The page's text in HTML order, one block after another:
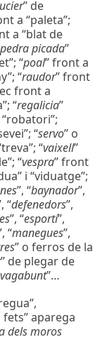
” de
a “paleta”;
a “blat de
pedra picada”
“poal” front a
“raudor” front
front a
“regalicia”
“servo” o
“vaixell”
“vespra” front
i “viduatge”;
”, “baynador”,
“defenedors”,
”, “esportí”,
“manegues”,
” o ferros de la
” de plegar de
vagabunt”…
aparega
dels moros